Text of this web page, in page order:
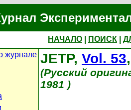
НАЧАЛО ПОИСК
журнале JETP, Vol. 53
(Русский
1981 )